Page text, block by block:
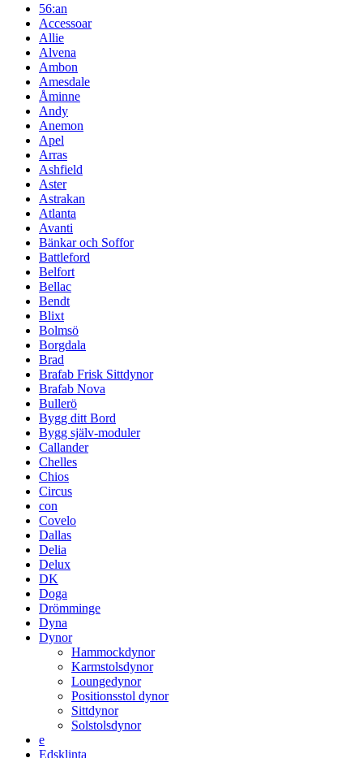
56:an
Accessoar
Allie
Alvena
Ambon
Amesdale
Åminne
Andy
Anemon
Apel
Arras
Ashfield
Aster
Astrakan
Atlanta
Avanti
Bänkar och Soffor
Battleford
Belfort
Bellac
Bendt
Blixt
Bolmsö
Borgdala
Brad
Brafab Frisk Sittdynor
Brafab Nova
Bullerö
Bygg ditt Bord
Bygg själv-moduler
Callander
Chelles
Chios
Circus
con
Covelo
Dallas
Delia
Delux
DK
Doga
Drömminge
Dyna
Dynor
Hammockdynor
Karmstolsdynor
Loungedynor
Positionsstol dynor
Sittdynor
Solstolsdynor
e
Edsklinta